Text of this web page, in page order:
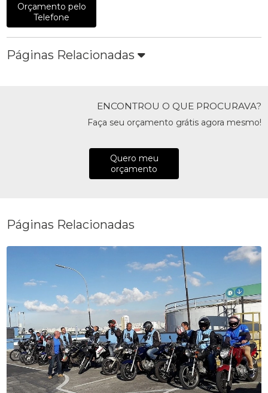
Orçamento pelo
Telefone
Páginas Relacionadas
ENCONTROU O QUE PROCURAVA?
Faça seu orçamento grátis agora mesmo!
Quero meu
orçamento
Páginas Relacionadas